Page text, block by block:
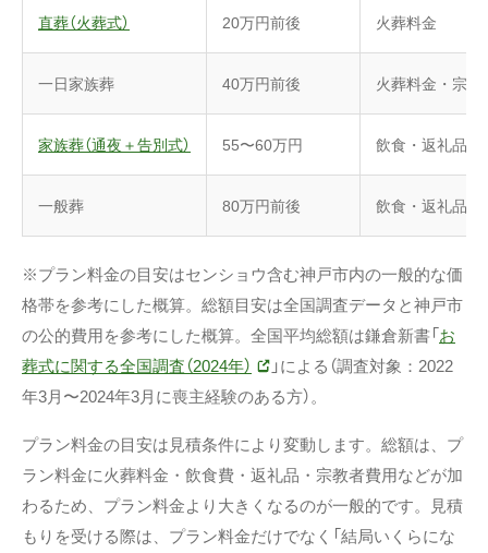
直葬（火葬式） 20万円前後 火葬料金
一日家族葬 40万円前後 火葬料金・宗教
家族葬（通夜＋告別式） 55〜60万円 飲食・返礼品・
一般葬 80万円前後 飲食・返礼品・
※プラン料金の目安はセンショウ含む神戸市内の一般的な価
格帯を参考にした概算。総額目安は全国調査データと神戸市
の公的費用を参考にした概算。全国平均総額は鎌倉新書「お
葬式に関する全国調査（2024年）
」による（調査対象：2022
年3月〜2024年3月に喪主経験のある方）。
プラン料金の目安は見積条件により変動します。総額は、プ
ラン料金に火葬料金・飲食費・返礼品・宗教者費用などが加
わるため、プラン料金より大きくなるのが一般的です。見積
もりを受ける際は、プラン料金だけでなく「結局いくらにな